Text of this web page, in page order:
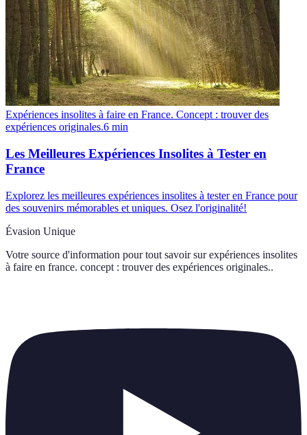
Expériences insolites à faire en France. Concept : trouver des
expériences originales.6 min
Les Meilleures Expériences Insolites à Tester en
France
Explorez les meilleures expériences insolites à tester en France pour
des souvenirs mémorables et uniques. Osez l'originalité!
Évasion Unique
Votre source d'information pour tout savoir sur expériences insolites
à faire en france. concept : trouver des expériences originales..